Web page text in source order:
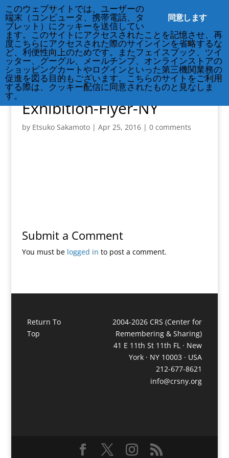
212-677-8621 info@crsny.org
160602-Hiroshima-
Exhibition-Flyer-NY
by Etsuko Sakamoto| Apr 25, 2016| 0 comments
Submit a Comment
You must be logged in to post a comment.
Return To
Top
2004-2026 CRS (Center for
Remembering & Sharing)
41 E 11th St 11th FL · New
York · NY 10003 · USA
212-677-8621
info@crsny.org
同意します
このウェブサイトでは、ユーザーの
端末（コンピュータ、携帯電話、タ
ブレット）にクッキーを送信してい
ます。このサイトにアクセスされたことを記憶させ、再
度こちらにアクセスされた際のサインインを省略するな
ど、利便性向上のためです。またフェイスブック、ツイ
ッター、グーグル、メールチンプ、オンラインストアの
ショッピングカートやログインといった第三機関業務の
促進を図る目的もございます。こちらのサイトをご利用
する際は、クッキー配信に同意されたものと見なしま
す。